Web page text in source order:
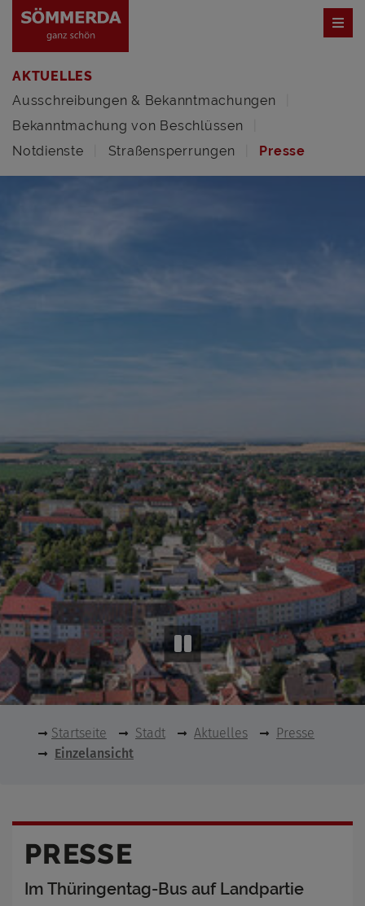
AKTUELLES
Ausschreibungen & Bekanntmachungen
Bekanntmachung von Beschlüssen
Notdienste
Straßensperrungen Presse
Startseite Stadt Aktuelles
Presse
Einzelansicht
PRESSE
Im Thüringentag-Bus auf Landpartie